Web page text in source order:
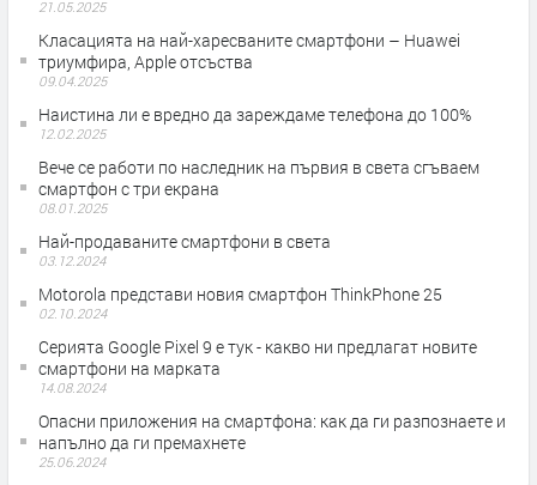
21.05.2025
Класацията на най-харесваните смартфони – Huawei
триумфира, Apple отсъства
09.04.2025
Наистина ли е вредно да зареждаме телефона до 100%
12.02.2025
Вече се работи по наследник на първия в света сгъваем
смартфон с три екрана
08.01.2025
Най-продаваните смартфони в света
03.12.2024
Motorola представи новия смартфон ThinkPhone 25
02.10.2024
Серията Google Pixel 9 е тук - какво ни предлагат новите
смартфони на марката
14.08.2024
Опасни приложения на смартфона: как да ги разпознаете и
напълно да ги премахнете
25.06.2024